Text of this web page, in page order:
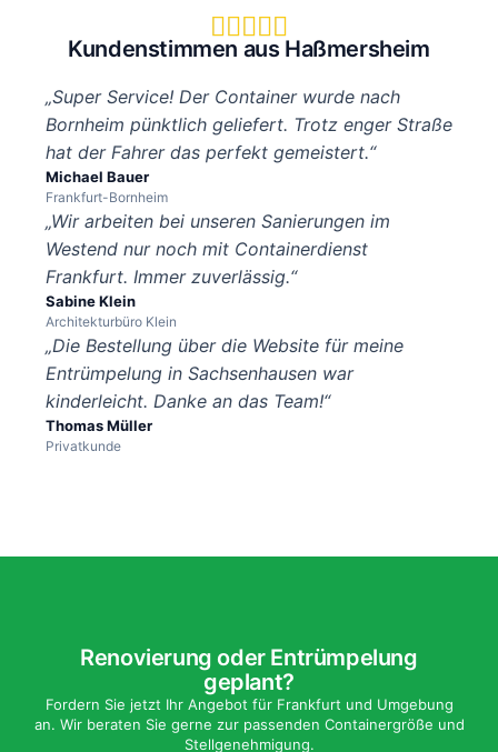
    
Kundenstimmen aus Haßmersheim
„Super Service! Der Container wurde nach
Bornheim pünktlich geliefert. Trotz enger Straße
hat der Fahrer das perfekt gemeistert.“
Michael Bauer
Frankfurt-Bornheim
„Wir arbeiten bei unseren Sanierungen im
Westend nur noch mit Containerdienst
Frankfurt. Immer zuverlässig.“
Sabine Klein
Architekturbüro Klein
„Die Bestellung über die Website für meine
Entrümpelung in Sachsenhausen war
kinderleicht. Danke an das Team!“
Thomas Müller
Privatkunde
Renovierung oder Entrümpelung
geplant?
Fordern Sie jetzt Ihr Angebot für Frankfurt und Umgebung
an. Wir beraten Sie gerne zur passenden Containergröße und
Stellgenehmigung.